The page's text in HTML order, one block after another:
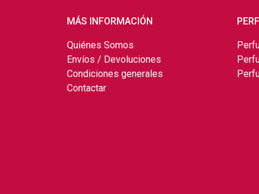
MÁS INFORMACIÓN
Quiénes Somos
Envíos / Devoluciones
Condiciones generales
Contactar